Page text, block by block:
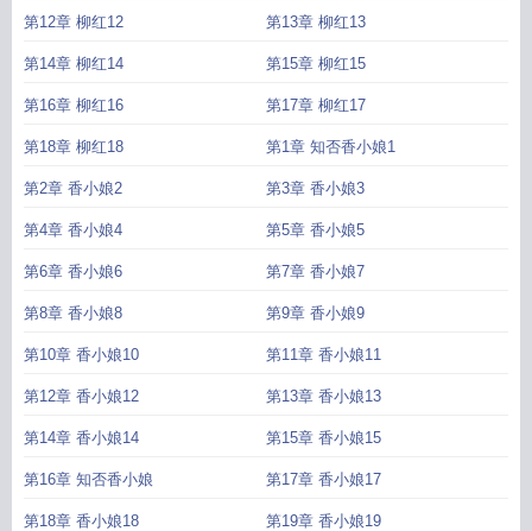
第12章 柳红12 第13章 柳红13
第14章 柳红14 第15章 柳红15
第16章 柳红16 第17章 柳红17
第18章 柳红18 第1章 知否香小娘1
第2章 香小娘2 第3章 香小娘3
第4章 香小娘4 第5章 香小娘5
第6章 香小娘6 第7章 香小娘7
第8章 香小娘8 第9章 香小娘9
第10章 香小娘10 第11章 香小娘11
第12章 香小娘12 第13章 香小娘13
第14章 香小娘14 第15章 香小娘15
第16章 知否香小娘 第17章 香小娘17
第18章 香小娘18 第19章 香小娘19